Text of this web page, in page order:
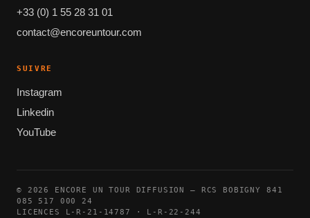
+33 (0) 1 55 28 31 01
contact@encoreuntour.com
SUIVRE
Instagram
Linkedin
YouTube
© 2026 ENCORE UN TOUR DIFFUSION — RCS BOBIGNY 841
085 517 000 24
LICENCES L-R-21-14787 · L-R-22-244